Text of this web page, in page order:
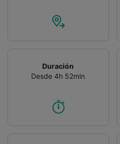
Duración
Desde 4h 52min